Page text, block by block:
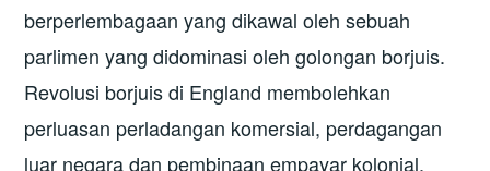
berperlembagaan yang dikawal oleh sebuah
parlimen yang didominasi oleh golongan borjuis.
Revolusi borjuis di England membolehkan
perluasan perladangan komersial, perdagangan
luar negara dan pembinaan empayar kolonial.